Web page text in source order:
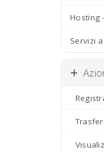
Hosting
Servizi